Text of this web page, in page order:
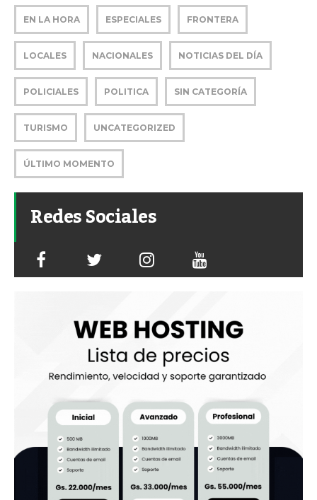
EN LA HORA ESPECIALES FRONTERA
LOCALES NACIONALES NOTICIAS DEL DÍA
POLICIALES POLITICA SIN CATEGORÍA
TURISMO UNCATEGORIZED
ÚLTIMO MOMENTO
Redes Sociales